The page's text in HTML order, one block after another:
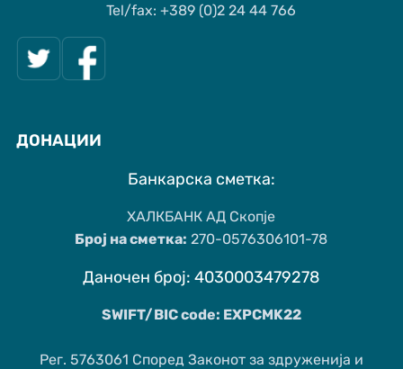
Tel/fax: +389 (0)2 24 44 766
ДОНАЦИИ
Банкарска сметка:
ХАЛКБАНК АД Скопје
Број на сметка: 270-0576306101-78
Даночен број: 4030003479278
SWIFT/BIC code: EXPCMK22
Рег. 5763061 Според Законот за здруженија и